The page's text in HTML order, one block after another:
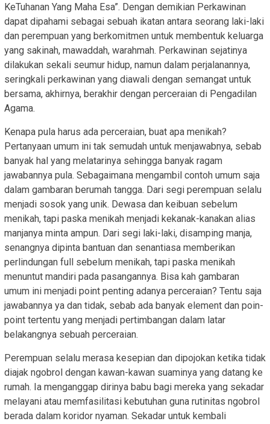
KeTuhanan Yang Maha Esa”. Dengan demikian Perkawinan
dapat dipahami sebagai sebuah ikatan antara seorang laki-laki
dan perempuan yang berkomitmen untuk membentuk keluarga
yang sakinah, mawaddah, warahmah. Perkawinan sejatinya
dilakukan sekali seumur hidup, namun dalam perjalanannya,
seringkali perkawinan yang diawali dengan semangat untuk
bersama, akhirnya, berakhir dengan perceraian di Pengadilan
Agama.
Kenapa pula harus ada perceraian, buat apa menikah?
Pertanyaan umum ini tak semudah untuk menjawabnya, sebab
banyak hal yang melatarinya sehingga banyak ragam
jawabannya pula. Sebagaimana mengambil contoh umum saja
dalam gambaran berumah tangga. Dari segi perempuan selalu
menjadi sosok yang unik. Dewasa dan keibuan sebelum
menikah, tapi paska menikah menjadi kekanak-kanakan alias
manjanya minta ampun. Dari segi laki-laki, disamping manja,
senangnya dipinta bantuan dan senantiasa memberikan
perlindungan full sebelum menikah, tapi paska menikah
menuntut mandiri pada pasangannya. Bisa kah gambaran
umum ini menjadi point penting adanya perceraian? Tentu saja
jawabannya ya dan tidak, sebab ada banyak element dan poin-
point tertentu yang menjadi pertimbangan dalam latar
belakangnya sebuah perceraian.
Perempuan selalu merasa kesepian dan dipojokan ketika tidak
diajak ngobrol dengan kawan-kawan suaminya yang datang ke
rumah. Ia menganggap dirinya babu bagi mereka yang sekadar
melayani atau memfasilitasi kebutuhan guna rutinitas ngobrol
berada dalam koridor nyaman. Sekadar untuk kembali